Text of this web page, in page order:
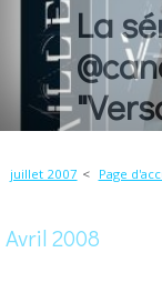
La
juillet 2007 Page
Avril 2008